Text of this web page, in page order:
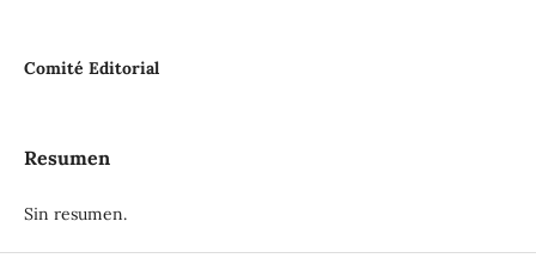
Comité Editorial
Resumen
Sin resumen.